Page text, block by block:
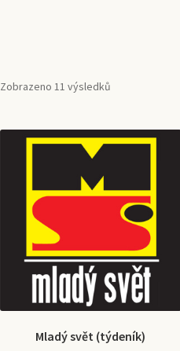
Zobrazeno 11 výsledků
Mladý svět (týdeník)